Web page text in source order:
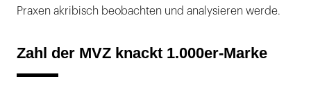
Praxen akribisch beobachten und analysieren werde.
Zahl der MVZ knackt 1.000er-Marke